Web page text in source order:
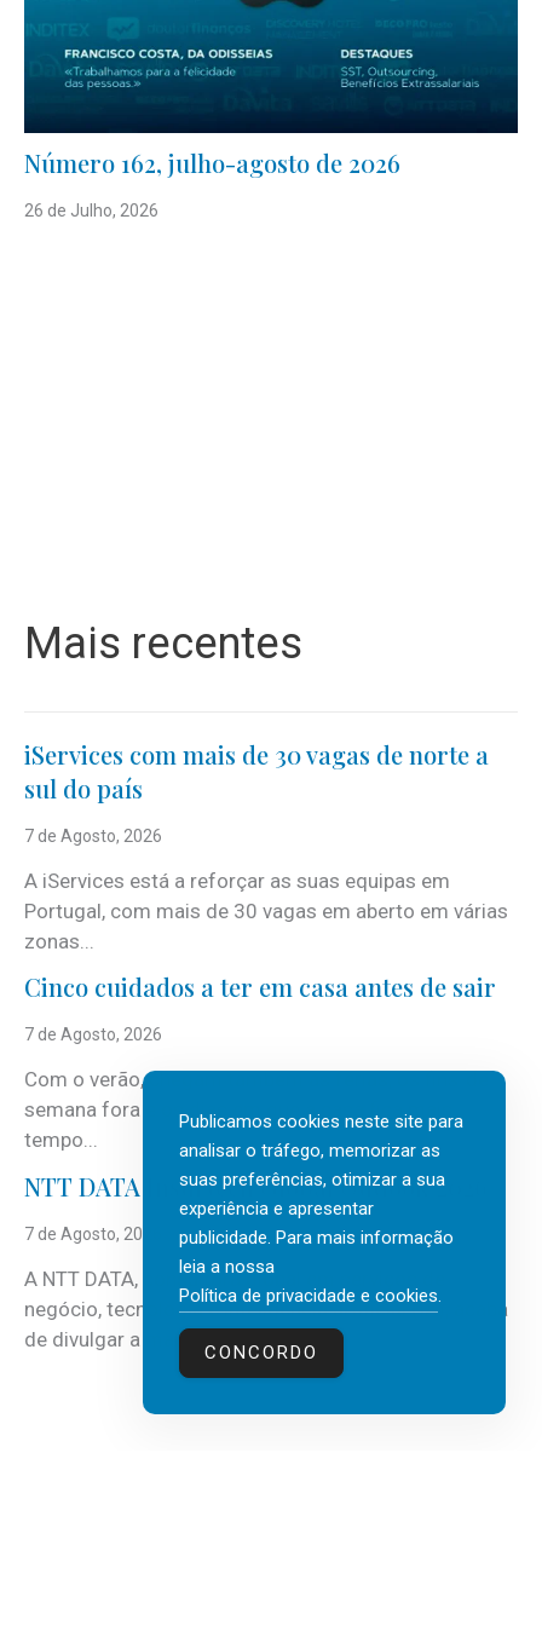
Número 162, julho-agosto de 2026
26 de Julho, 2026
Mais recentes
iServices com mais de 30 vagas de norte a
sul do país
7 de Agosto, 2026
A iServices está a reforçar as suas equipas em
Portugal, com mais de 30 vagas em aberto em várias
zonas...
Cinco cuidados a ter em casa antes de sair
7 de Agosto, 2026
Com o verão, chegam também as férias, os fins-de-
semana fora e os dias em que a casa fica mais
tempo...
NTT DATA Insurtech Global Outlook 2026
7 de Agosto, 2026
A NTT DATA, consultora global em serviços de
negócio, tecnologia e inteligência artificial (IA), acaba
de divulgar a mais recente...
Publicamos cookies neste site para
analisar o tráfego, memorizar as
suas preferências, otimizar a sua
experiência e apresentar
publicidade. Para mais informação
leia a nossa
Política de privacidade e cookies.
CONCORDO